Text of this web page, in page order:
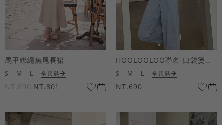
馬甲綁繩魚尾長裙
S M L 全尺碼
NT.890 NT.801
HOOLOOLOO聯名-口袋燙金KUKU熊短袖上衣
S M L 全尺碼
NT.690